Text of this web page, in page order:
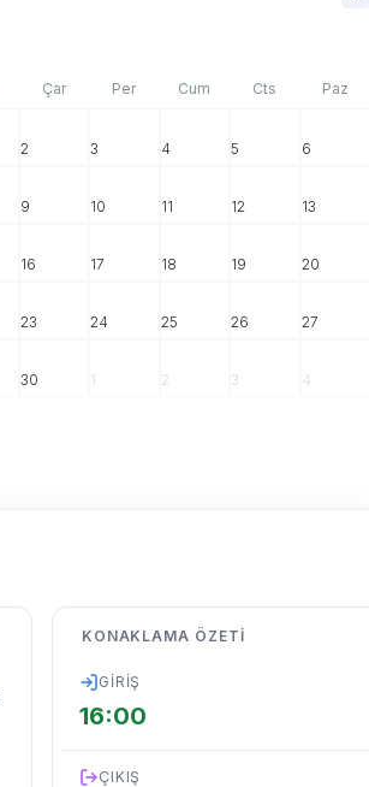
Çar Per Cum Cts Paz
2 3 4 5 6
9 10 11 12 13
16 17 18 19 20
23 24 25 26 27
30 1 2 3 4
KONAKLAMA ÖZETI
GIRIŞ
16:00
ÇIKIŞ